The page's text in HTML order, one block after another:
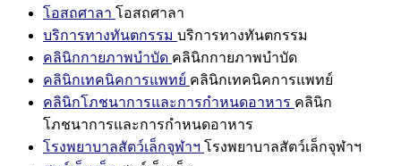
โอสถศาลา โอสถศาลา
บริการทางทันตกรรม บริการทางทันตกรรม
คลินิกกายภาพบำบัด คลินิกกายภาพบำบัด
คลินิกเทคนิคการแพทย์ คลินิกเทคนิคการแพทย์
คลินิกโภชนาการและการกำหนดอาหาร คลินิก
โภชนาการและการกำหนดอาหาร
โรงพยาบาลสัตว์เล็กจุฬาฯ โรงพยาบาลสัตว์เล็กจุฬาฯ